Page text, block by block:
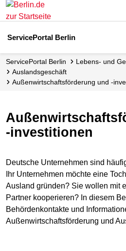
ServicePortal Berlin
ServicePortal Berlin
Lebens- und
Auslandsgeschäft
Außenwirtschaftsförderung und -
-investitionen
Deutsche Unternehmen sind
Ihr Unternehmen möchte eine
Ausland gründen? Sie wollen mit
Partner kooperieren? In diesem
Behördenkontakte und
Außenwirtschaftsförderung und